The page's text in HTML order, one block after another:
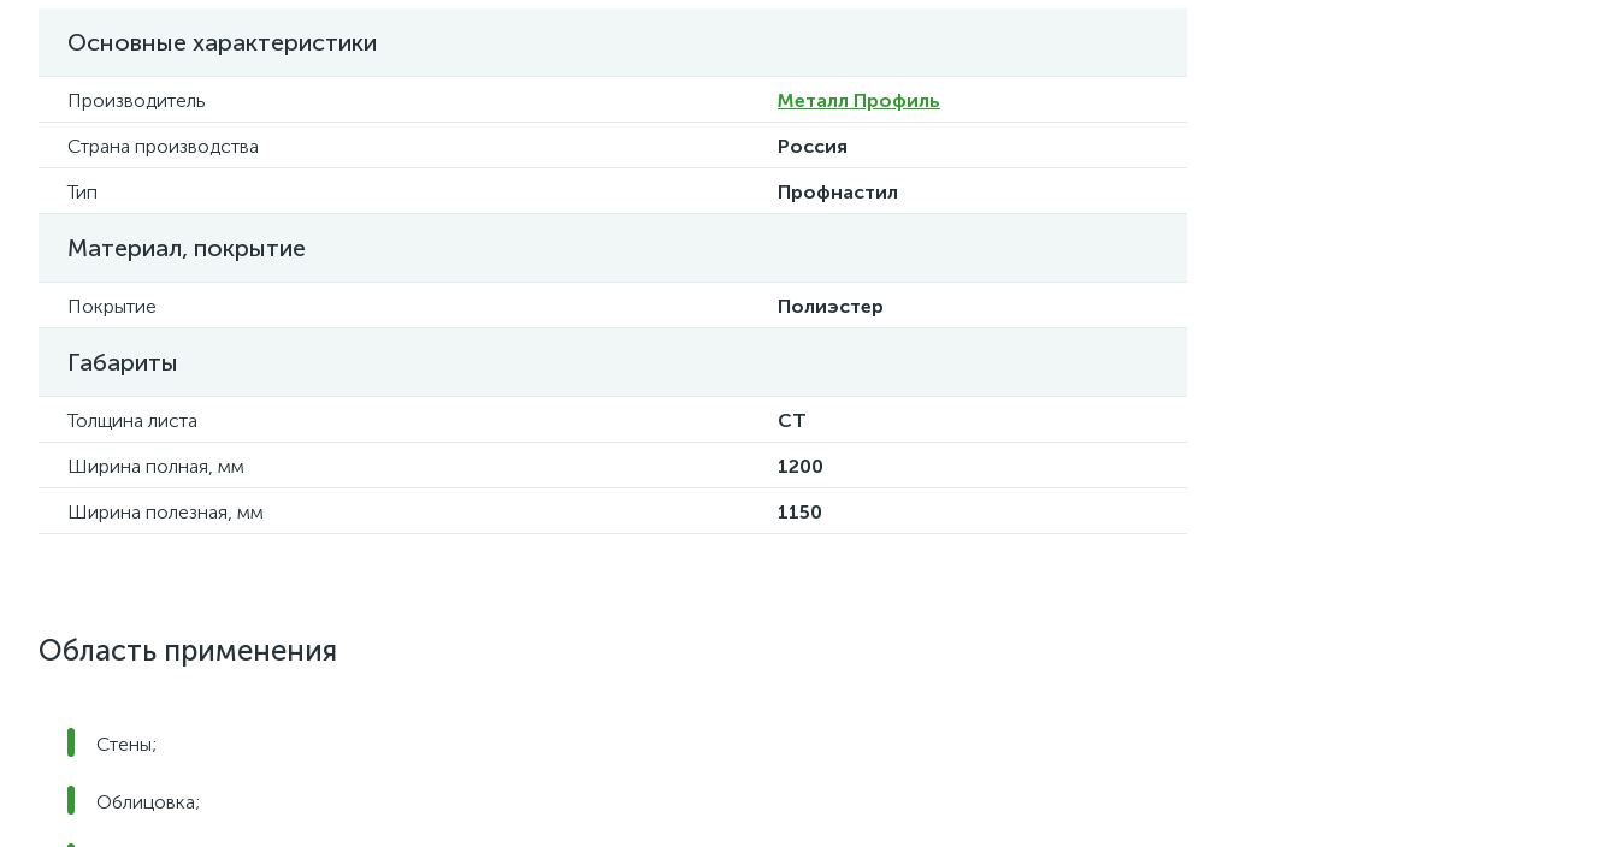
Основные характеристики
Производитель
Металл Профиль
Страна производства
Россия
Тип
Профнастил
Материал, покрытие
Покрытие Полиэстер
Габариты
Толщина листа
СТ
Ширина полная, мм
1200
Ширина полезная, мм
1150
Область применения
Стены;
Облицовка;